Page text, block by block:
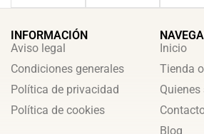
INFORMACIÓN
Aviso legal
Condiciones generales
Política de privacidad
Política de cookies
Inicio
Tienda
Blog